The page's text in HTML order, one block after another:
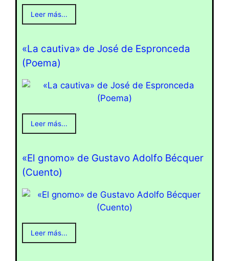
Leer más...
«La cautiva» de José de Espronceda
(Poema)
Leer más...
«El gnomo» de Gustavo Adolfo Bécquer
(Cuento)
Leer más...